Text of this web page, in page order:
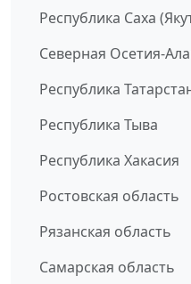
Республика Саха
Северная Осетия-
Республика
Республика Тыва
Республика Хакасия
Ростовская область
Рязанская область
Самарская область